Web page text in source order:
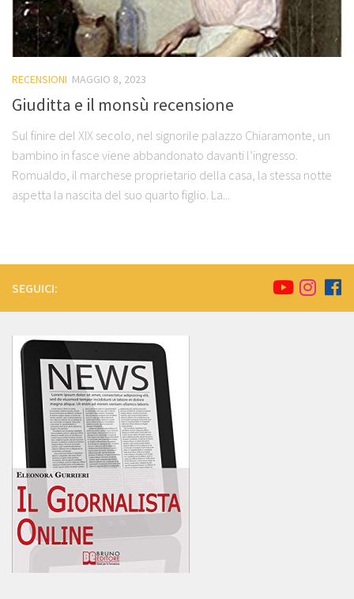
RECENSIONI MAGGIO 8, 2023
Giuditta e il monsù recensione
Sul finire del XIX secolo, nel signorile palazzo Chiaramonte, un
bambino in fasce viene abbandonato davanti l’ingresso.
Romualdo, il marchese proprietario della casa, la stessa notte
aspetta la nascita del suo quarto figlio. La...
SEGUICI: